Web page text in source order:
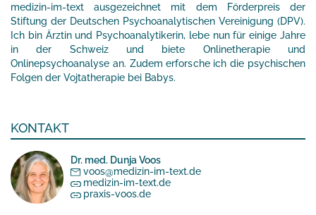
medizin-im-text ausgezeichnet mit dem Förderpreis der
Stiftung der Deutschen Psychoanalytischen Vereinigung (DPV).
Ich bin Ärztin und Psychoanalytikerin, lebe nun für einige Jahre
in der Schweiz und biete Onlinetherapie und
Onlinepsychoanalyse an. Zudem erforsche ich die psychischen
Folgen der Vojtatherapie bei Babys.
KONTAKT
Dr. med. Dunja Voos
voos@medizin-im-text.de
medizin-im-text.de
praxis-voos.de